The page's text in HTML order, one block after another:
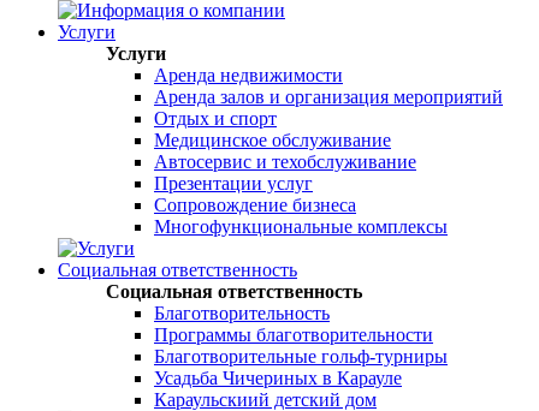
Услуги
Услуги
Аренда недвижимости
Аренда залов и организация мероприятий
Отдых и спорт
Медицинское обслуживание
Автосервис и техобслуживание
Презентации услуг
Сопровождение бизнеса
Многофункциональные комплексы
Социальная ответственность
Социальная ответственность
Благотворительность
Программы благотворительности
Благотворительные гольф-турниры
Усадьба Чичериных в Карауле
Караульскиий детский дом